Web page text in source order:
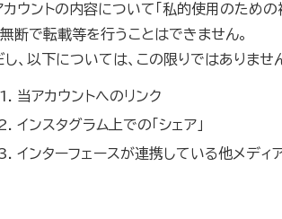
カウントの内容について「私的使用のため
無断で転載等を行うことはできません。
し、以下については、この限りではありません
当アカウントへのリンク
インスタグラム上での「シェア」
インターフェースが連携している他メディ